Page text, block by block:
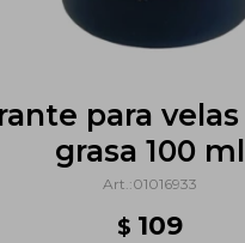
para
grasa 100 ml
01016933
$ 109